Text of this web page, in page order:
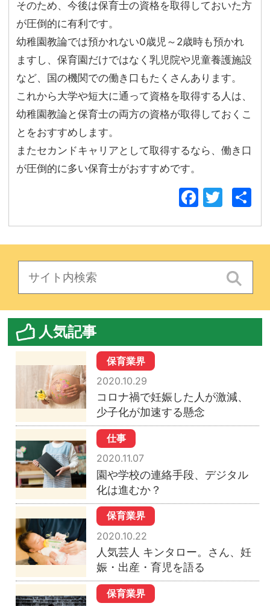
そのため、今後は保育士の資格を取得しておいた方
が圧倒的に有利です。
幼稚園教論では預かれない0歳児～2歳時も預かれ
ますし、保育園だけではなく乳児院や児童養護施設
など、国の機関での働き口もたくさんあります。
これから大学や短大に通って資格を取得する人は、
幼稚園教論と保育士の両方の資格が取得しておくこ
とをおすすめします。
またセカンドキャリアとして取得するなら、働き口
が圧倒的に多い保育士がおすすめです。
共
人気記事
保育業界
2020.10.29
コロナ禍で妊娠した人が激減、
少子化が加速する懸念
仕事
2020.11.07
園や学校の連絡手段、デジタル
化は進むか？
保育業界
2020.10.22
人気芸人 キンタロー。さん、妊
娠・出産・育児を語る
保育業界